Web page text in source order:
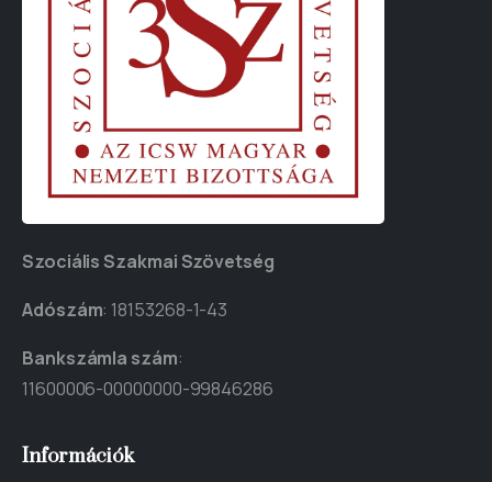
Szociális Szakmai Szövetség
Adószám: 18153268-1-43
Bankszámla szám:
11600006-00000000-99846286
Információk